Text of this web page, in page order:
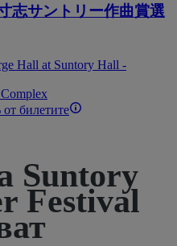
志サントリー作曲賞選
Hall at Suntory Hall -
билетите
Suntory
Festival